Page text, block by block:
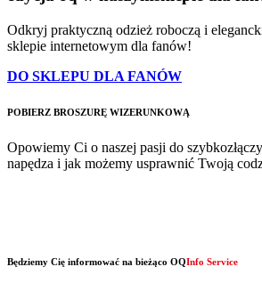
Odkryj praktyczną odzież roboczą i
sklepie internetowym dla fanów!
DO SKLEPU DLA FANÓW
POBIERZ BROSZURĘ WIZERUNKOWĄ
Opowiemy Ci o naszej pasji do
napędza i jak możemy usprawnić Twoją
Będziemy Cię informować na bieżąco OQInfo Service